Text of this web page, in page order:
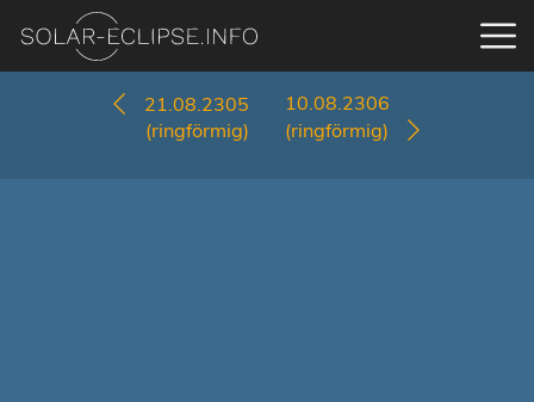
21.08.2305
(ringförmig)
10.08.2306
(ringförmig)